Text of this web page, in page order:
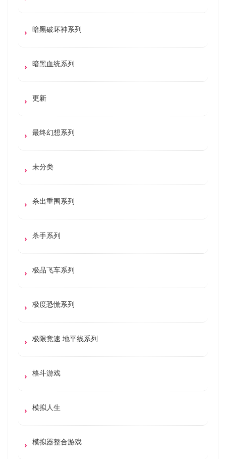
暗黑破坏神系列
暗黑血统系列
更新
最终幻想系列
未分类
杀出重围系列
杀手系列
极品飞车系列
极度恐慌系列
极限竞速 地平线系列
格斗游戏
模拟人生
模拟器整合游戏